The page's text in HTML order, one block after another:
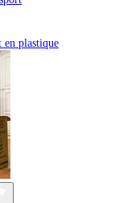
en plastique